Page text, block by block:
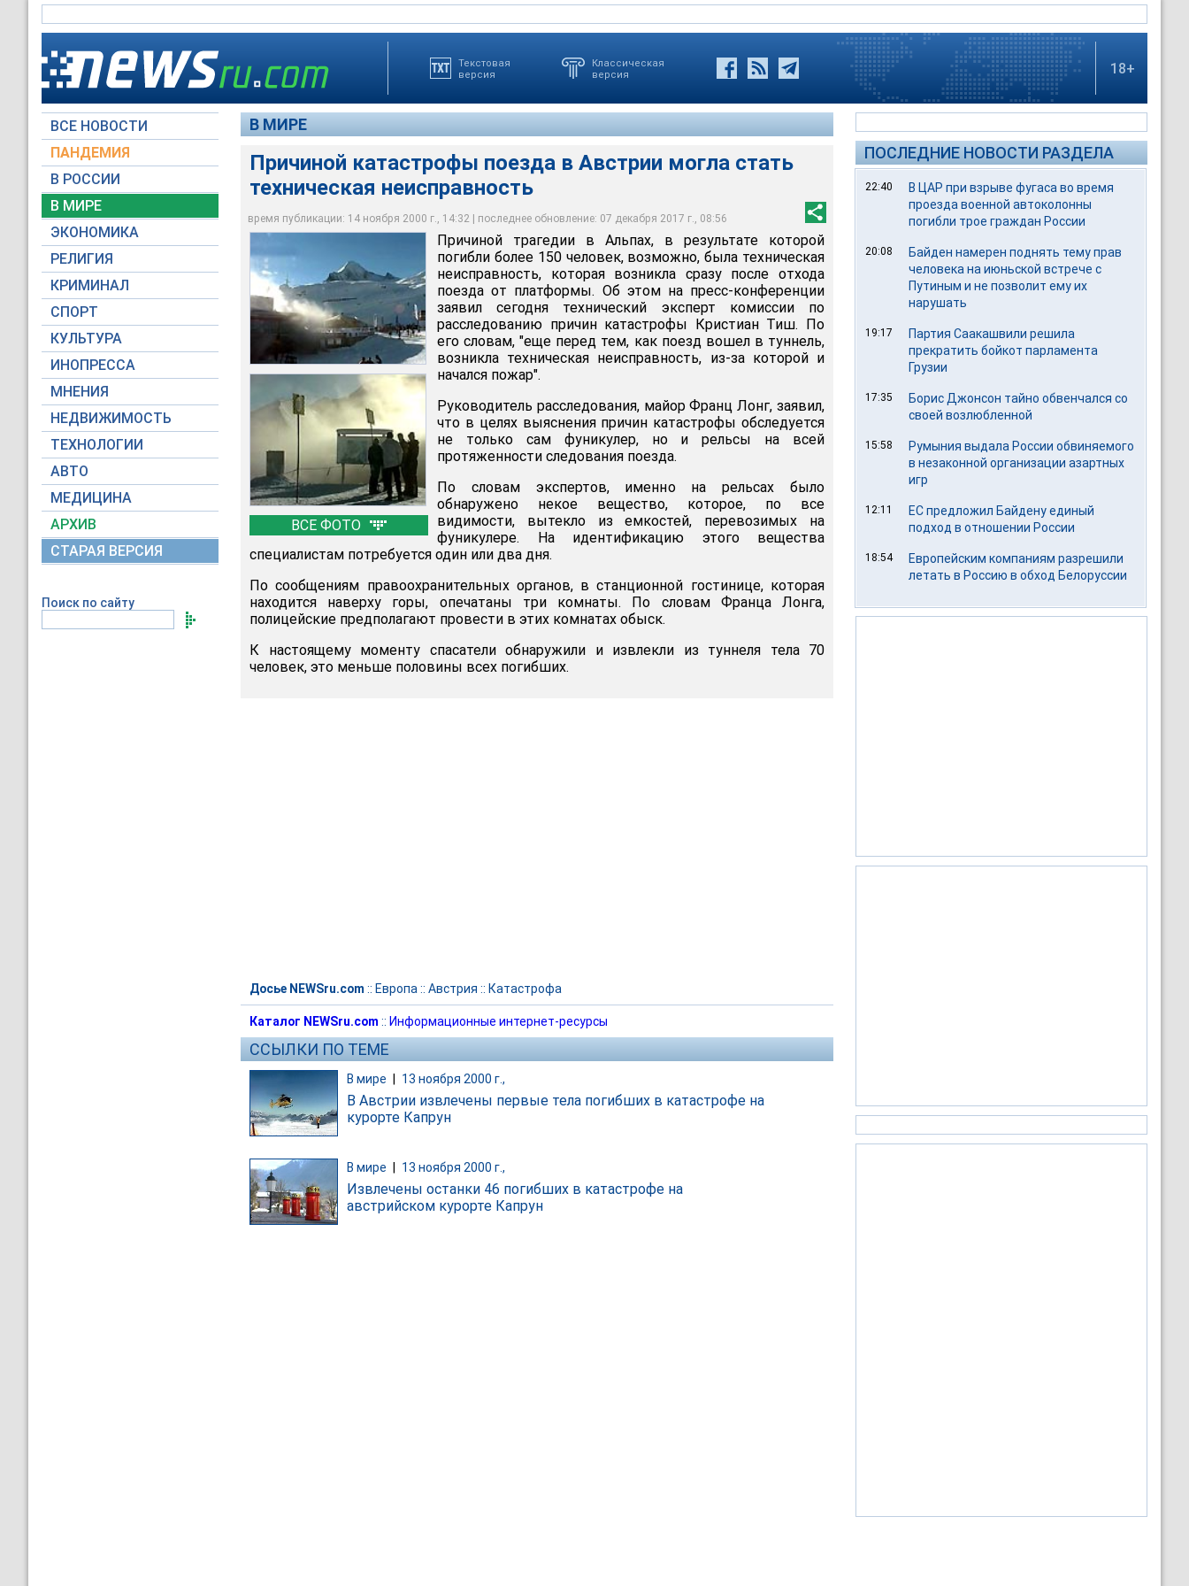
Текстовая
версия
Классическая
версия
18+
ВСЕ НОВОСТИ
ПАНДЕМИЯ
В РОССИИ
В МИРЕ
ЭКОНОМИКА
РЕЛИГИЯ
КРИМИНАЛ
СПОРТ
КУЛЬТУРА
ИНОПРЕССА
МНЕНИЯ
НЕДВИЖИМОСТЬ
ТЕХНОЛОГИИ
АВТО
МЕДИЦИНА
АРХИВ
СТАРАЯ ВЕРСИЯ
Поиск по сайту
В МИРЕ
Причиной катастрофы поезда в Австрии могла стать
техническая неисправность
время публикации: 14 ноября 2000 г., 14:32 | последнее обновление: 07 декабря 2017 г., 08:56
ВСЕ ФОТО
Причиной трагедии в Альпах, в результате которой погибли более 150 человек,
возможно, была техническая неисправность, которая возникла сразу после отхода
поезда от платформы
Полицейские и эксперты осматривают не только сам фуникулер, но и рельсы на всей
протяженности следования поезда
На рельсах было обнаружено некое вещество, которое, по все видимости, вытекло из
емкостей, перевозимых на фуникулере
В станционной гостинице, которая находится наверху горы, опечатаны три комнаты.
По словам Франца Лонга, полицейские предполагают провести в этих комнатах
обыск
Причиной катастрофы поезда в Австрии могла стать техническая неисправность
Причиной трагедии в Альпах, в результате которой
погибли более 150 человек, возможно, была техническая
неисправность, которая возникла сразу после отхода
поезда от платформы. Об этом на пресс-конференции
заявил сегодня технический эксперт комиссии по
расследованию причин катастрофы Кристиан Тиш. По
его словам, "еще перед тем, как поезд вошел в туннель,
возникла техническая неисправность, из-за которой и
начался пожар".
Руководитель расследования, майор Франц Лонг, заявил,
что в целях выяснения причин катастрофы обследуется
не только сам фуникулер, но и рельсы на всей
протяженности следования поезда.
По словам экспертов, именно на рельсах было
обнаружено некое вещество, которое, по все
видимости, вытекло из емкостей, перевозимых на
фуникулере. На идентификацию этого вещества
специалистам потребуется один или два дня.
По сообщениям правоохранительных органов, в станционной гостинице, которая
находится наверху горы, опечатаны три комнаты. По словам Франца Лонга,
полицейские предполагают провести в этих комнатах обыск.
К настоящему моменту спасатели обнаружили и извлекли из туннеля тела 70
человек, это меньше половины всех погибших.
Досье NEWSru.com :: Европа :: Австрия :: Катастрофа
Каталог NEWSru.com :: Информационные интернет-ресурсы
ССЫЛКИ ПО ТЕМЕ
В мире 13 ноября 2000 г.,
В Австрии извлечены первые тела погибших в катастрофе на
курорте Капрун
В мире 13 ноября 2000 г.,
Извлечены останки 46 погибших в катастрофе на
австрийском курорте Капрун
ПОСЛЕДНИЕ НОВОСТИ РАЗДЕЛА
22:40
В ЦАР при взрыве фугаса во время
проезда военной автоколонны
погибли трое граждан России
20:08
Байден намерен поднять тему прав
человека на июньской встрече с
Путиным и не позволит ему их
нарушать
19:17
Партия Саакашвили решила
прекратить бойкот парламента
Грузии
17:35
Борис Джонсон тайно обвенчался со
своей возлюбленной
15:58
Румыния выдала России обвиняемого
в незаконной организации азартных
игр
12:11
ЕС предложил Байдену единый
подход в отношении России
18:54
Европейским компаниям разрешили
летать в Россию в обход Белоруссии